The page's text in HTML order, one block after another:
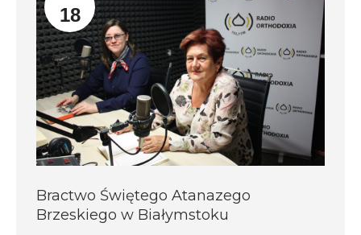
18
Bractwo Świętego Atanazego
Brzeskiego w Białymstoku